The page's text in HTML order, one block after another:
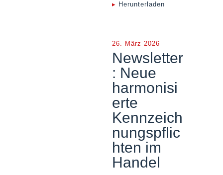
▸ Herunterladen
26. März 2026
Newsletter
: Neue
harmonisi
erte
Kennzeich
nungspflic
hten im
Handel